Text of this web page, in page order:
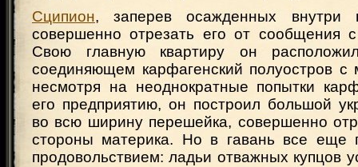
Сципион, заперев осажденных внутри
совершенно отрезать его от сообщения
Свою главную квартиру он
соединяющем карфагенский полуостров с
несмотря на неоднократные попытки
его предприятию, он построил большой
во всю ширину перешейка, совершенно
стороны материка. Но в гавань все еще
продовольствием: ладьи отважных купцов